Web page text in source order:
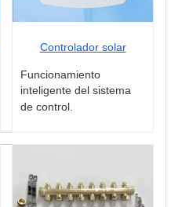
Controlador solar
Funcionamiento
inteligente del sistema
de control.